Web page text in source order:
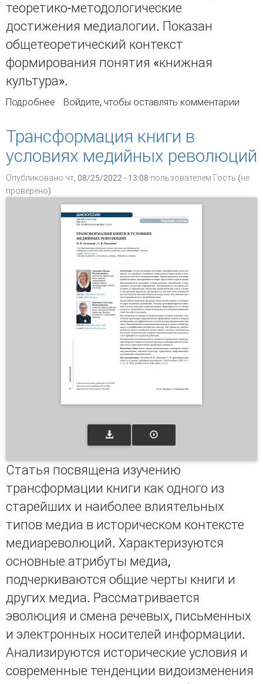
теоретико-методологические
достижения медиалогии. Показан
общетеоретический контекст
формирования понятия «книжная
культура».
Подробнее о О медиалогическом понимании концепта
Войдите, чтобы оставлять комментарии
Трансформация книги в
условиях медийных революций
Опубликовано чт, 08/25/2022 - 13:08 пользователем Гость (не
проверено)
Статья посвящена изучению
трансформации книги как одного из
старейших и наиболее влиятельных
типов медиа в историческом контексте
медиареволюций. Характеризуются
основные атрибуты медиа,
подчеркиваются общие черты книги и
других медиа. Рассматривается
эволюция и смена речевых, письменных
и электронных носителей информации.
Анализируются исторические условия и
современные тенденции видоизменения